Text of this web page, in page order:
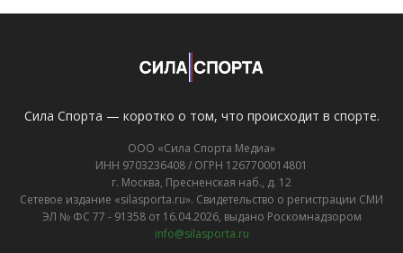
Сила Спорта — коротко о том, что происходит в спорте.
ООО «Сила Спорта Медиа»
ИНН 9703236408 / ОГРН 1267700014801
г. Москва, Пресненская наб., д. 12
Сетевое издание «silasporta.ru». Свидетельство о регистрации СМИ
ЭЛ № ФС 77 - 91358 от 16.04.2026, выдано Роскомнадзором
info@silasporta.ru